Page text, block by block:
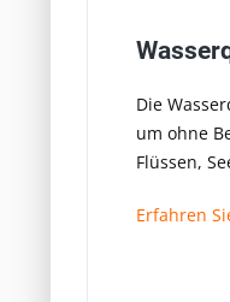
Die
um ohne
Flüssen,
Erfahren